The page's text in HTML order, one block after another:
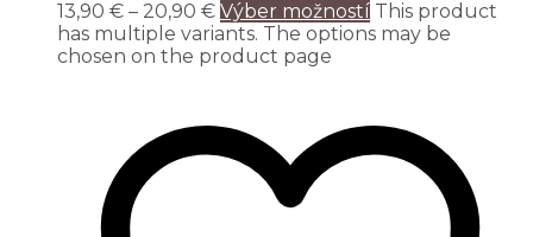
13,90 € – 20,90 € Výber možností This product
has multiple variants. The options may be
chosen on the product page